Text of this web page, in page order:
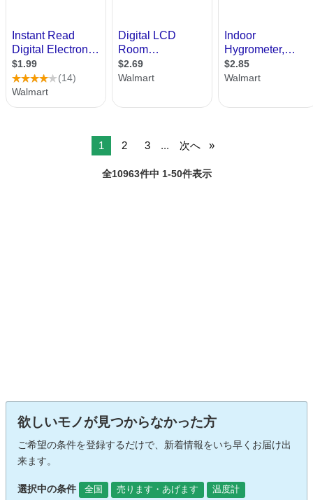
1 2 3 ... 次へ
全10963件中 1-50件表示
欲しいモノが見つからなかった方
ご希望の条件を登録するだけで、新着情報をいち早くお届け出
来ます。
選択中の条件 全国 売ります・あげます 温度計